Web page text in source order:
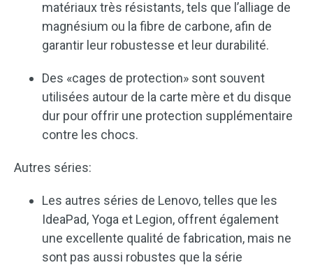
matériaux très résistants, tels que l’alliage de
magnésium ou la fibre de carbone, afin de
garantir leur robustesse et leur durabilité.
Des «cages de protection» sont souvent
utilisées autour de la carte mère et du disque
dur pour offrir une protection supplémentaire
contre les chocs.
Autres séries:
Les autres séries de Lenovo, telles que les
IdeaPad, Yoga et Legion, offrent également
une excellente qualité de fabrication, mais ne
sont pas aussi robustes que la série